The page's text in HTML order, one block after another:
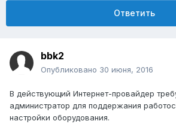
Ответить
bbk2
Опубликовано 30 июня, 2016
В действующий Интернет-провайдер
администратор для поддержания
настройки оборудования.